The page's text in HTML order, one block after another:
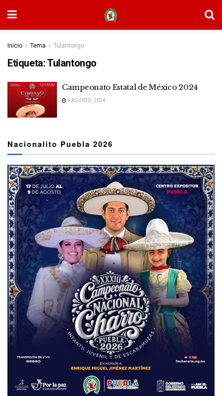
Inicio Tema Tulantongo
Etiqueta:Tulantongo
Campeonato Estatal de México 2024
4 AGOSTO, 2024
Nacionalito Puebla 2026